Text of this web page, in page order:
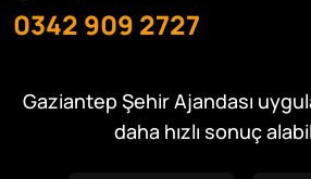
0342 909 2727
Gaziantep Şehir Ajandası
daha hızlı sonuç